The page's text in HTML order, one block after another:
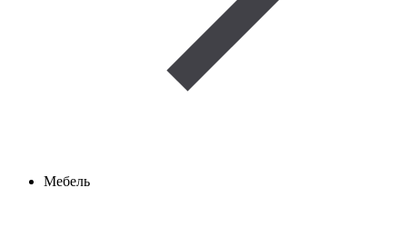
Мебель